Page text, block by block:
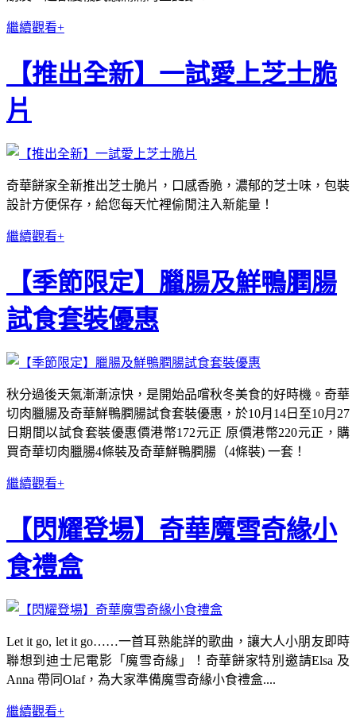
繼續觀看+
【推出全新】一試愛上芝士脆
片
奇華餅家全新推出芝士脆片，口感香脆，濃郁的芝士味，包裝
設計方便保存，給您每天忙裡偷閒注入新能量！
繼續觀看+
【季節限定】臘腸及鮮鴨膶腸
試食套裝優惠
秋分過後天氣漸漸涼快，是開始品嚐秋冬美食的好時機。奇華
切肉臘腸及奇華鮮鴨膶腸試食套裝優惠，於10月14日至10月27
日期間以試食套裝優惠價港幣172元正 原價港幣220元正，購
買奇華切肉臘腸4條裝及奇華鮮鴨膶腸（4條裝) 一套！
繼續觀看+
【閃耀登場】奇華魔雪奇緣小
食禮盒
Let it go, let it go……一首耳熟能詳的歌曲，讓大人小朋友即時
聯想到迪士尼電影「魔雪奇緣」！奇華餅家特別邀請Elsa 及
Anna 帶同Olaf，為大家準備魔雪奇緣小食禮盒....
繼續觀看+